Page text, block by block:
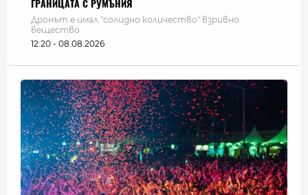
ГРАНИЦАТА С РУМЪНИЯ
Дронът е имал "солидно количество" взривно
вещество
12:20 - 08.08.2026